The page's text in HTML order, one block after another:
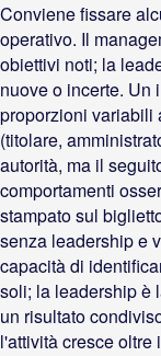
Conviene fissare
operativo. Il
obiettivi noti; la
nuove o incerte. Un
proporzioni variabili
(titolare,
autorità, ma il
comportamenti
stampato sul
senza leadership e
capacità di
soli; la leadership è
un risultato
l'attività cresce